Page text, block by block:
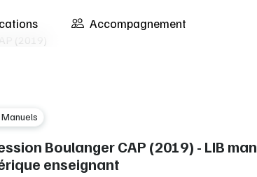
Accompagnement
(2019)
Boulanger CAP (2019) - LIB
enseignant